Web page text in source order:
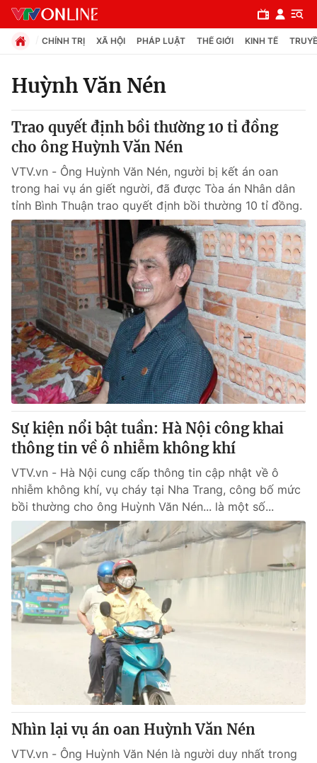
Chuyên mục
Chính trị
Xã hội
Pháp luật
Y tế
Thế giới
Tin tức
Thế giới đó đây
Câu chuyện quốc tế
Kinh tế
Tài chính
Thị trường
Góc doanh nghiệp
Dữ liệu và đời sống
Truyền hình
Phim VTV
Hậu trường
Nhân vật
Khán giả
Giải sao mai
Giải trí
Điện ảnh
Âm nhạc
Sao
Đời sống
Du lịch
Làm đẹp
Chất lượng cuộc sống
Giáo dục
Tuyển sinh
Học trực tuyến
Công nghệ
Hitech Công nghệ tương lai
Tư vấn
Giao lưu trực tuyến
Lịch phát sóng
Chuyên mục khác
Emagazine Podcast
CHÍNH TRỊ XÃ HỘI PHÁP LUẬT THẾ GIỚI KINH TẾ
Huỳnh Văn Nén
Trao quyết định bồi thường 10 tỉ đồng
cho ông Huỳnh Văn Nén
VTV.vn - Ông Huỳnh Văn Nén, người bị kết án oan
trong hai vụ án giết người, đã được Tòa án Nhân dân
tỉnh Bình Thuận trao quyết định bồi thường 10 tỉ đồng.
Sự kiện nổi bật tuần: Hà Nội công khai
thông tin về ô nhiễm không khí
VTV.vn - Hà Nội cung cấp thông tin cập nhật về ô
nhiễm không khí, vụ cháy tại Nha Trang, công bố mức
bồi thường cho ông Huỳnh Văn Nén... là một số...
Nhìn lại vụ án oan Huỳnh Văn Nén
VTV.vn - Ông Huỳnh Văn Nén là người duy nhất trong